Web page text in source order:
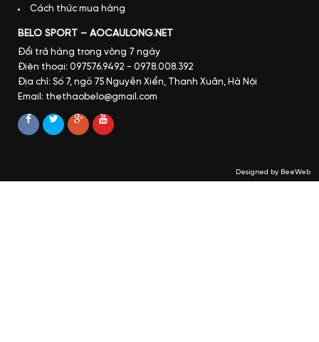
Cách thức mua hàng
BELO SPORT – AOCAULONG.NET
Đổi trả hàng trong vòng 7 ngày
Điện thoại: 097576.9492 - 0978.008.392
Địa chỉ: Số 7, ngõ 75 Nguyễn Xiển, Thanh Xuân, Hà Nội
Email: thethaobelo@gmail.com
Designed by BeeWeb